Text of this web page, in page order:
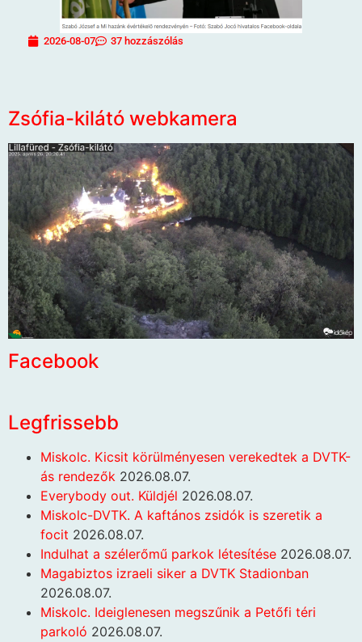
2026-08-07 37 hozzászólás
Zsófia-kilátó webkamera
Facebook
Legfrissebb
Miskolc. Kicsit körülményesen verekedtek a DVTK-
ás rendezők 2026.08.07.
Everybody out. Küldjél 2026.08.07.
Miskolc-DVTK. A kaftános zsidók is szeretik a
focit 2026.08.07.
Indulhat a szélerőmű parkok létesítése 2026.08.07.
Magabiztos izraeli siker a DVTK Stadionban
2026.08.07.
Miskolc. Ideiglenesen megszűnik a Petőfi téri
parkoló 2026.08.07.